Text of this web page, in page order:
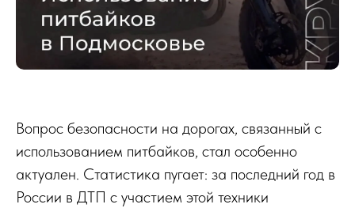
Вопрос безопасности на дорогах, связанный с
использованием питбайков, стал особенно
актуален. Статистика пугает: за последний год в
России в ДТП с участием этой техники